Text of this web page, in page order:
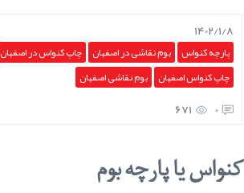
1402/1/8
پارچه کنواس بوم نقاشی در اصفهان چاپ کنواس در اصفهان
چاپ کنواس اصفهان بوم نقاشی اصفهان
0
671
کنواس یا پارچه بوم